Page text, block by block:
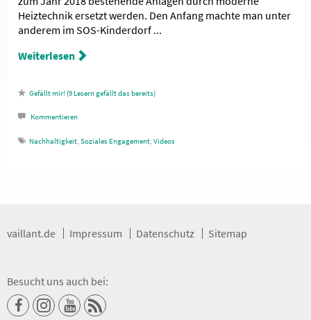
Heiztechnik ersetzt werden. Den Anfang machte man unter
anderem im SOS-Kinderdorf ...
Weiterlesen
9 Lesern gefällt das
Kommentieren
Nachhaltigkeit, Soziales Engagement, Videos
vaillant.de Impressum Datenschutz Sitemap
Besucht uns auch bei: